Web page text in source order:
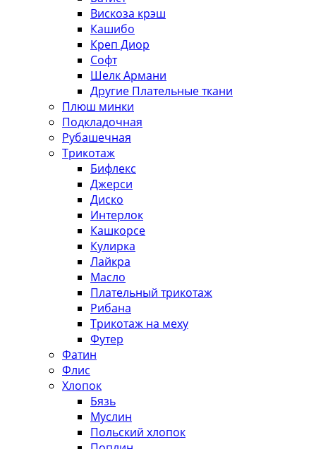
Вискоза крэш
Кашибо
Креп Диор
Софт
Шелк Армани
Другие Плательные ткани
Плюш минки
Подкладочная
Рубашечная
Трикотаж
Бифлекс
Джерси
Диско
Интерлок
Кашкорсе
Кулирка
Лайкра
Масло
Плательный трикотаж
Рибана
Трикотаж на меху
Футер
Фатин
Флис
Хлопок
Бязь
Муслин
Польский хлопок